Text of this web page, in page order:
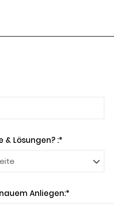
& Lösungen? :*
Anliegen:*